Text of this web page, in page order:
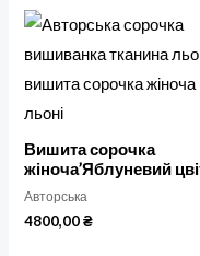
Вишита сорочка
жіноча’Яблуневий
Авторська
4800,00₴